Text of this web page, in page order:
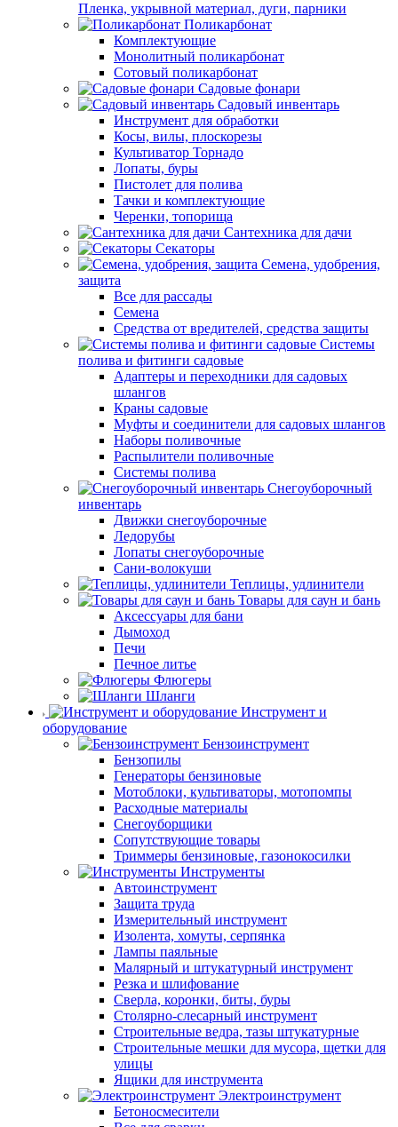
Пленка, укрывной материал, дуги, парники
Поликарбонат
Комплектующие
Монолитный поликарбонат
Сотовый поликарбонат
Садовые фонари
Садовый инвентарь
Инструмент для обработки
Косы, вилы, плоскорезы
Культиватор Торнадо
Лопаты, буры
Пистолет для полива
Тачки и комплектующие
Черенки, топорища
Сантехника для дачи
Секаторы
Семена, удобрения,
защита
Все для рассады
Семена
Средства от вредителей, средства защиты
Системы
полива и фитинги садовые
Адаптеры и переходники для садовых
шлангов
Краны садовые
Муфты и соединители для садовых шлангов
Наборы поливочные
Распылители поливочные
Системы полива
Снегоуборочный
инвентарь
Движки снегоуборочные
Ледорубы
Лопаты снегоуборочные
Сани-волокуши
Теплицы, удлинители
Товары для саун и бань
Аксессуары для бани
Дымоход
Печи
Печное литье
Флюгеры
Шланги
Инструмент и
оборудование
Бензоинструмент
Бензопилы
Генераторы бензиновые
Мотоблоки, культиваторы, мотопомпы
Расходные материалы
Снегоуборщики
Сопутствующие товары
Триммеры бензиновые, газонокосилки
Инструменты
Автоинструмент
Защита труда
Измерительный инструмент
Изолента, хомуты, серпянка
Лампы паяльные
Малярный и штукатурный инструмент
Резка и шлифование
Сверла, коронки, биты, буры
Столярно-слесарный инструмент
Строительные ведра, тазы штукатурные
Строительные мешки для мусора, щетки для
улицы
Ящики для инструмента
Электроинструмент
Бетоносмесители